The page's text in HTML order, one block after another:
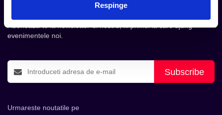
Respinge
Aboneaza-te la newsletter-ul nostru, fii primul la care ajung
evenimentele noi.
Subscribe
Urmareste noutatile pe